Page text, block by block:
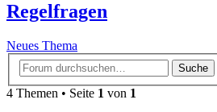
Regelfragen
Neues Thema
Suche
4 Themen • Seite 1 von 1